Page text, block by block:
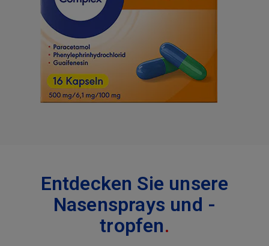
Entdecken Sie unsere
Nasensprays und -
tropfen.